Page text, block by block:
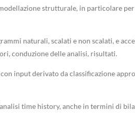
strutturale, in particolare
naturali, scalati e non scalati, e
conduzione delle analisi, risultati.
input derivato da classificazione
time history, anche in termini di